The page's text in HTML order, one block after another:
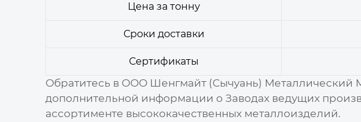
Цена за тонну
Сроки доставки
Сертификаты
Обратитесь в ООО Шенгмайт (Сычуань) Металлический
дополнительной информации о Заводах ведущих
ассортименте высококачественных металлоизделий.